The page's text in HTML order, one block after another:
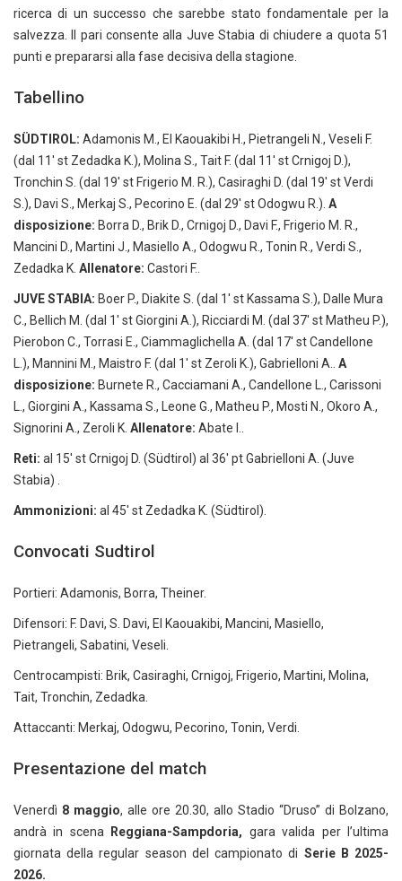
ricerca di un successo che sarebbe stato fondamentale per la
salvezza. Il pari consente alla Juve Stabia di chiudere a quota 51
punti e prepararsi alla fase decisiva della stagione.
Tabellino
SÜDTIROL: Adamonis M., El Kaouakibi H., Pietrangeli N., Veseli F.
(dal 11′ st Zedadka K.), Molina S., Tait F. (dal 11′ st Crnigoj D.),
Tronchin S. (dal 19′ st Frigerio M. R.), Casiraghi D. (dal 19′ st Verdi
S.), Davi S., Merkaj S., Pecorino E. (dal 29′ st Odogwu R.). A
disposizione: Borra D., Brik D., Crnigoj D., Davi F., Frigerio M. R.,
Mancini D., Martini J., Masiello A., Odogwu R., Tonin R., Verdi S.,
Zedadka K. Allenatore: Castori F..
JUVE STABIA: Boer P., Diakite S. (dal 1′ st Kassama S.), Dalle Mura
C., Bellich M. (dal 1′ st Giorgini A.), Ricciardi M. (dal 37′ st Matheu P.),
Pierobon C., Torrasi E., Ciammaglichella A. (dal 17′ st Candellone
L.), Mannini M., Maistro F. (dal 1′ st Zeroli K.), Gabrielloni A.. A
disposizione: Burnete R., Cacciamani A., Candellone L., Carissoni
L., Giorgini A., Kassama S., Leone G., Matheu P., Mosti N., Okoro A.,
Signorini A., Zeroli K. Allenatore: Abate I..
Reti: al 15′ st Crnigoj D. (Südtirol) al 36′ pt Gabrielloni A. (Juve
Stabia) .
Ammonizioni: al 45′ st Zedadka K. (Südtirol).
Convocati Sudtirol
Portieri: Adamonis, Borra, Theiner.
Difensori: F. Davi, S. Davi, El Kaouakibi, Mancini, Masiello,
Pietrangeli, Sabatini, Veseli.
Centrocampisti: Brik, Casiraghi, Crnigoj, Frigerio, Martini, Molina,
Tait, Tronchin, Zedadka.
Attaccanti: Merkaj, Odogwu, Pecorino, Tonin, Verdi.
Presentazione del match
Venerdì 8 maggio, alle ore 20.30, allo Stadio “Druso” di Bolzano,
andrà in scena
Reggiana-Sampdoria, gara valida per l’ultima
giornata della regular season del campionato di Serie B 2025-
2026.